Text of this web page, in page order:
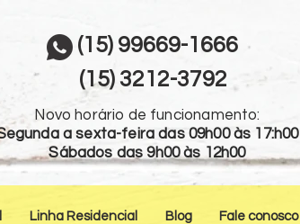
Novo horário de funcionamento:
a sexta-feira das 09h00 às 17:h00
Sábados das 9h00 às 12h00
Linha Residencial Blog Fale conosco
(15) 99669-1666
(15) 3212-3792